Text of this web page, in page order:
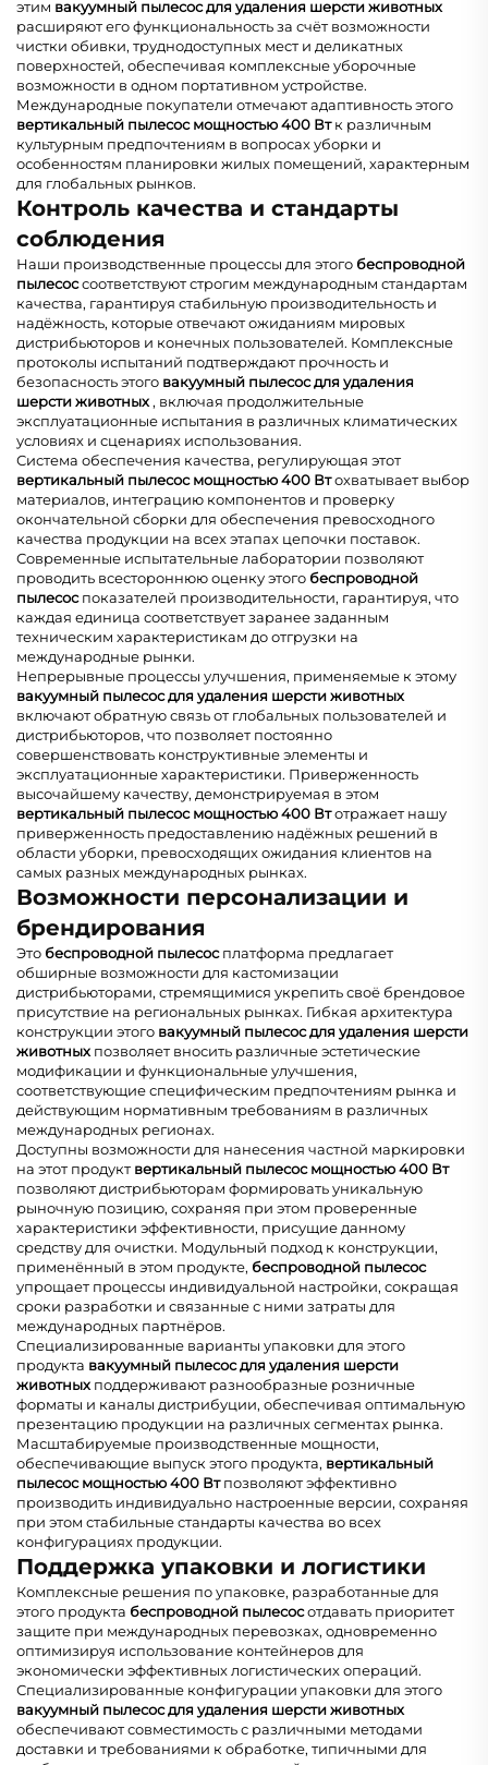
этим вакуумный пылесос для удаления шерсти животных
расширяют его функциональность за счёт возможности
чистки обивки, труднодоступных мест и деликатных
поверхностей, обеспечивая комплексные уборочные
возможности в одном портативном устройстве.
Международные покупатели отмечают адаптивность этого
вертикальный пылесос мощностью 400 Втк различным
культурным предпочтениям в вопросах уборки и
особенностям планировки жилых помещений, характерным
для глобальных рынков.
Контроль качества и стандарты
соблюдения
Наши производственные процессы для этого беспроводной
пылесоссоответствуют строгим международным стандартам
качества, гарантируя стабильную производительность и
надёжность, которые отвечают ожиданиям мировых
дистрибьюторов и конечных пользователей. Комплексные
протоколы испытаний подтверждают прочность и
безопасность этого вакуумный пылесос для удаления
шерсти животных, включая продолжительные
эксплуатационные испытания в различных климатических
условиях и сценариях использования.
Система обеспечения качества, регулирующая этот
вертикальный пылесос мощностью 400 Втохватывает выбор
материалов, интеграцию компонентов и проверку
окончательной сборки для обеспечения превосходного
качества продукции на всех этапах цепочки поставок.
Современные испытательные лаборатории позволяют
проводить всестороннюю оценку этого беспроводной
пылесоспоказателей производительности, гарантируя, что
каждая единица соответствует заранее заданным
техническим характеристикам до отгрузки на
международные рынки.
Непрерывные процессы улучшения, применяемые к этому
вакуумный пылесос для удаления шерсти животных
включают обратную связь от глобальных пользователей и
дистрибьюторов, что позволяет постоянно
совершенствовать конструктивные элементы и
эксплуатационные характеристики. Приверженность
высочайшему качеству, демонстрируемая в этом
вертикальный пылесос мощностью 400 Втотражает нашу
приверженность предоставлению надёжных решений в
области уборки, превосходящих ожидания клиентов на
самых разных международных рынках.
Возможности персонализации и
брендирования
Это беспроводной пылесосплатформа предлагает
обширные возможности для кастомизации
дистрибьюторами, стремящимися укрепить своё брендовое
присутствие на региональных рынках. Гибкая архитектура
конструкции этого вакуумный пылесос для удаления шерсти
животныхпозволяет вносить различные эстетические
модификации и функциональные улучшения,
соответствующие специфическим предпочтениям рынка и
действующим нормативным требованиям в различных
международных регионах.
Доступны возможности для нанесения частной маркировки
на этот продуктвертикальный пылесос мощностью 400 Вт
позволяют дистрибьюторам формировать уникальную
рыночную позицию, сохраняя при этом проверенные
характеристики эффективности, присущие данному
средству для очистки. Модульный подход к конструкции,
применённый в этом продукте, беспроводной пылесос
упрощает процессы индивидуальной настройки, сокращая
сроки разработки и связанные с ними затраты для
международных партнёров.
Специализированные варианты упаковки для этого
продукта вакуумный пылесос для удаления шерсти
животныхподдерживают разнообразные розничные
форматы и каналы дистрибуции, обеспечивая оптимальную
презентацию продукции на различных сегментах рынка.
Масштабируемые производственные мощности,
обеспечивающие выпуск этого продукта, вертикальный
пылесос мощностью 400 Втпозволяют эффективно
производить индивидуально настроенные версии, сохраняя
при этом стабильные стандарты качества во всех
конфигурациях продукции.
Поддержка упаковки и логистики
Комплексные решения по упаковке, разработанные для
этого продукта беспроводной пылесосотдавать приоритет
защите при международных перевозках, одновременно
оптимизируя использование контейнеров для
экономически эффективных логистических операций.
Специализированные конфигурации упаковки для этого
вакуумный пылесос для удаления шерсти животных
обеспечивают совместимость с различными методами
доставки и требованиями к обработке, типичными для